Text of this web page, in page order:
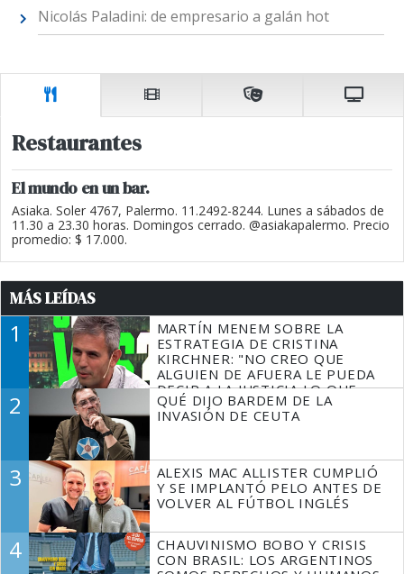
Nicolás Paladini: de empresario a galán hot
Restaurantes
El mundo en un bar.
Asiaka. Soler 4767, Palermo. 11.2492-8244. Lunes a sábados de
11.30 a 23.30 horas. Domingos cerrado. @asiakapalermo. Precio
promedio: $ 17.000.
MÁS LEÍDAS
1
MARTÍN MENEM SOBRE LA
ESTRATEGIA DE CRISTINA
KIRCHNER: "NO CREO QUE
ALGUIEN DE AFUERA LE PUEDA
DECIR A LA JUSTICIA LO QUE
TIENE QUE HACER"
2
QUÉ DIJO BARDEM DE LA
INVASIÓN DE CEUTA
3
ALEXIS MAC ALLISTER CUMPLIÓ
Y SE IMPLANTÓ PELO ANTES DE
VOLVER AL FÚTBOL INGLÉS
4
CHAUVINISMO BOBO Y CRISIS
CON BRASIL: LOS ARGENTINOS